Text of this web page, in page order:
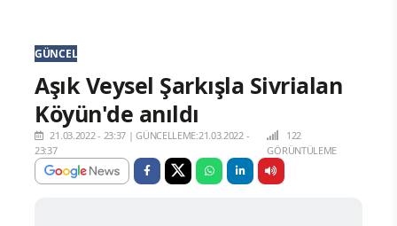
GÜNCEL
Aşık Veysel Şarkışla Sivrialan
Köyün'de anıldı
21.03.2022 - 23:37 |GÜNCELLEME:21.03.2022 -
23:37
122
GÖRÜNTÜLEME